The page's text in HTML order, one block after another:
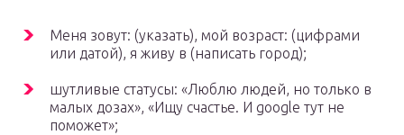
Меня зовут: (указать), мой возраст: (цифрами
или датой), я живу в (написать город);
шутливые статусы: «Люблю людей, но только в
малых дозах», «Ищу счастье. И google тут не
поможет»;